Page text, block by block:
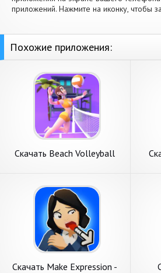
приложений. Нажмите на иконку, чтобы
Похожие приложения:
Скачать Beach Volleyball
Скачать Make Expression -